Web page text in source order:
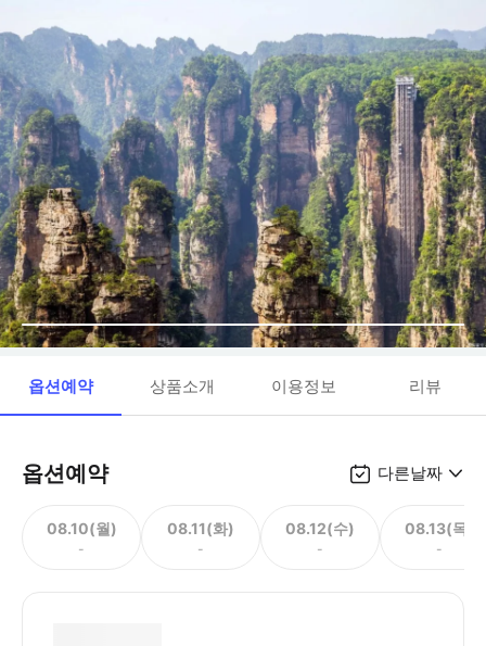
옵션예약 상품소개 이용정보 리뷰
옵션예약 다른날짜
08.10(월)
-
08.11(화)
-
08.12(수)
-
08.13(목)
-